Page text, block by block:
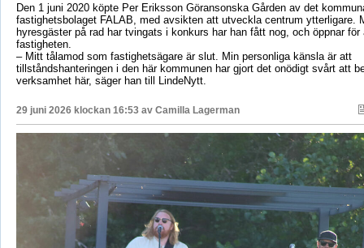
Den 1 juni 2020 köpte Per Eriksson Göransonska Gården av det
fastighetsbolaget FALAB, med avsikten att utveckla centrum ytterligare.
hyresgäster på rad har tvingats i konkurs har han fått nog, och öppnar för
fastigheten.
– Mitt tålamod som fastighetsägare är slut. Min personliga känsla är att
tillståndshanteringen i den här kommunen har gjort det onödigt svårt att
verksamhet här, säger han till LindeNytt.
29 juni 2026 klockan 16:53 av Camilla Lagerman